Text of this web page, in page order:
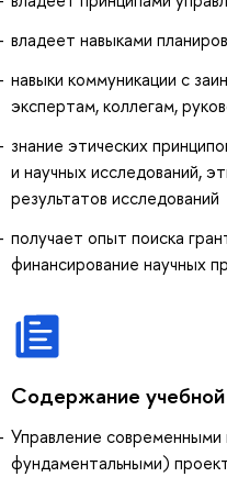
владеет навыками
навыки коммуникации с
экспертам, коллегам,
знание этических
и научных исследований,
результатов исследований
получает опыт поиска
финансирование научных
Содержание
Управление
фундаментальными)